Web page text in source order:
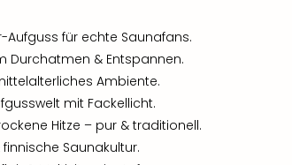
Aufguss für echte Saunafans.
Durchatmen & Entspannen.
Ambiente.
mit Fackellicht.
Hitze – pur & traditionell.
finnische Saunakultur.